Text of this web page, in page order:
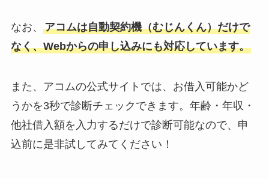
なお、 アコムは自動契約機（むじんくん）だけで
なく、Webからの申し込みにも対応しています。
また、アコムの公式サイトでは、お借入可能かど
うかを3秒で診断チェックできます。年齢・年収・
他社借入額を入力するだけで診断可能なので、申
込前に是非試してみてください！